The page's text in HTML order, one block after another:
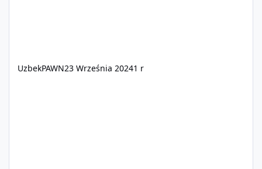
UzbekPAWN23 Września 20241 r